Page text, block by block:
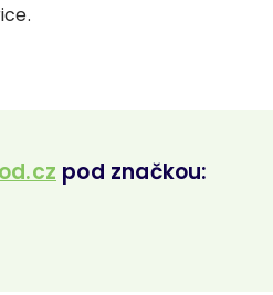
pod značkou: